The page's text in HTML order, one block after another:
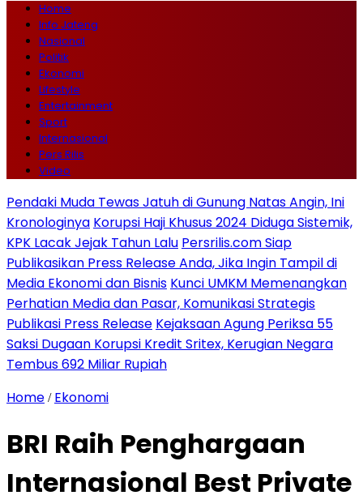
Home
Info Jateng
Nasional
Politik
Ekonomi
Lifestyle
Entertainment
Sport
Internasional
Pers Rilis
Video
Pendaki Muda Tewas Jatuh di Gunung Natas Angin, Ini
Kronologinya Korupsi Haji Khusus 2024 Diduga Sistemik,
KPK Lacak Jejak Tahun Lalu Persrilis.com Siap
Publikasikan Press Release Anda, Jika Ingin Tampil di
Media Ekonomi dan Bisnis Kunci UMKM Memenangkan
Perhatian Media dan Pasar, Komunikasi Strategis
Publikasi Press Release Kejaksaan Agung Periksa 55
Saksi Dugaan Korupsi Kredit Sritex, Kerugian Negara
Tembus 692 Miliar Rupiah
Home / Ekonomi
BRI Raih Penghargaan
Internasional Best Private